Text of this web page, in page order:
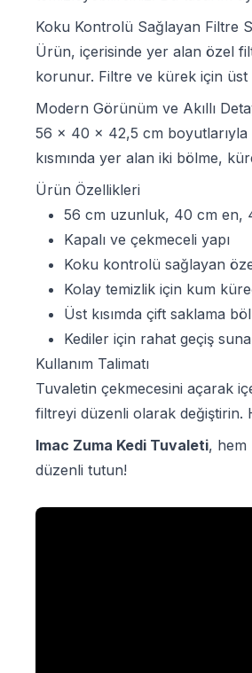
Koku Kontrolü Sağlayan Filtre
Ürün, içerisinde yer alan özel
korunur. Filtre ve kürek için üst
Modern Görünüm ve Akıllı
56 x 40 x 42,5 cm boyutlarıyla
kısmında yer alan iki bölme,
Ürün Özellikleri
56 cm uzunluk, 40 cm en,
Kapalı ve çekmeceli yapı
Koku kontrolü sağlayan
Kolay temizlik için kum
Üst kısımda çift saklama
Kediler için rahat geçiş
Kullanım Talimatı
Tuvaletin çekmecesini açarak
filtreyi düzenli olarak değiştirin.
Imac Zuma Kedi Tuvaleti, hem
düzenli tutun!